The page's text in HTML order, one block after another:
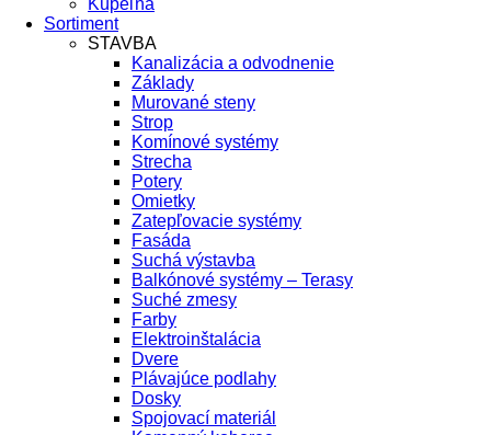
Kúpeľňa
Sortiment
STAVBA
Kanalizácia a odvodnenie
Základy
Murované steny
Strop
Komínové systémy
Strecha
Potery
Omietky
Zatepľovacie systémy
Fasáda
Suchá výstavba
Balkónové systémy – Terasy
Suché zmesy
Farby
Elektroinštalácia
Dvere
Plávajúce podlahy
Dosky
Spojovací materiál